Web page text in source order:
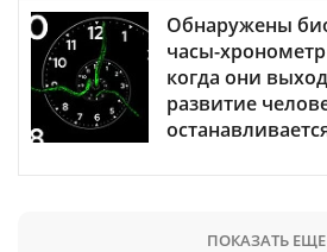
Обнаружены
часы-
когда они
развитие
ПОКАЗАТЬ ЕЩЕ